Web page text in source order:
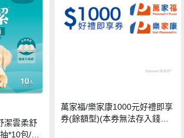
潔雲柔舒
*10包/6
萬家福/樂家康1000元好禮即享
券(餘額型)(本券無法存入錢包